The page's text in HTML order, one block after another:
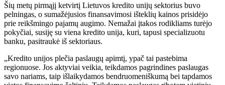
Šių metų pirmąjį ketvirtį Lietuvos kredito unijų sektorius buvo
pelningas, o sumažėjusios finansavimosi išteklių kainos prisidėjo
prie reikšmingo pajamų augimo. Nemažai įtakos rodikliams turėjo
pokyčiai, susiję su viena kredito unija, kuri, tapusi specializuotu
banku, pasitraukė iš sektoriaus.
„Kredito unijos plečia paslaugų apimtį, ypač tai pastebima
regionuose. Jos aktyviai veikia, teikdamos pagrindines paslaugas
savo nariams, taip išlaikydamos bendruomeniškumą bei tapdamos